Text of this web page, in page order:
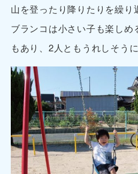
山を登ったり降りたりを繰り
ブランコは小さい子も楽し
もあり、2人ともうれしそう